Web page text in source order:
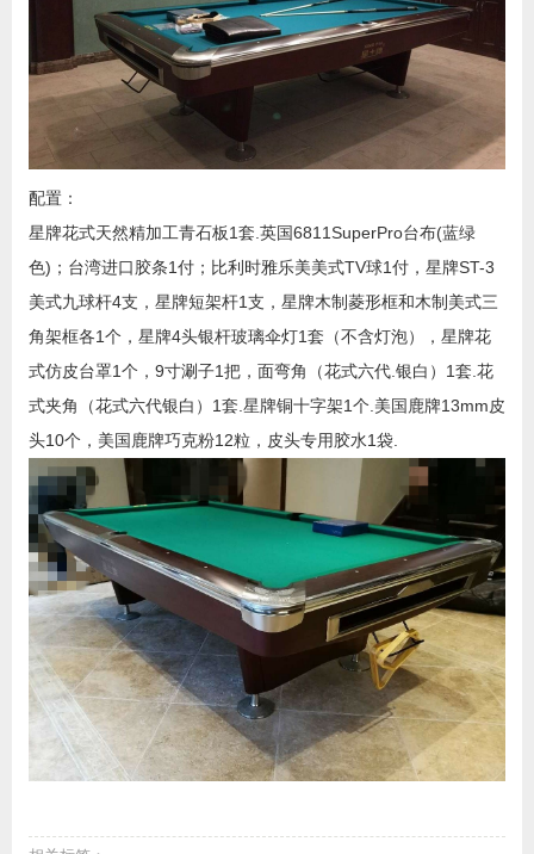
配置：
星牌花式天然精加工青石板1套.英国6811SuperPro台布(蓝绿
色)；台湾进口胶条1付；比利时雅乐美美式TV球1付，星牌ST-3
美式九球杆4支，星牌短架杆1支，星牌木制菱形框和木制美式三
角架框各1个，星牌4头银杆玻璃伞灯1套（不含灯泡），星牌花
式仿皮台罩1个，9寸涮子1把，面弯角（花式六代.银白）1套.花
式夹角（花式六代银白）1套.星牌铜十字架1个.美国鹿牌13mm皮
头10个，美国鹿牌巧克粉12粒，皮头专用胶水1袋.